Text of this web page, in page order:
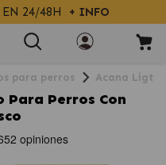
24/48H + INFO
para perros Acana Ligth
Perros Con